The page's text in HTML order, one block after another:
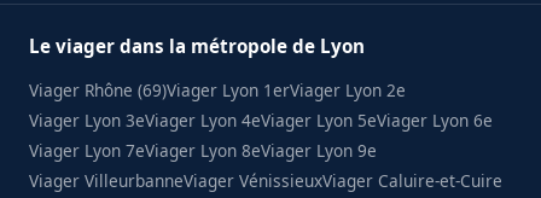
Le viager dans la métropole de Lyon
Viager Rhône (69)Viager Lyon 1erViager Lyon 2e
Viager Lyon 3eViager Lyon 4eViager Lyon 5eViager Lyon 6e
Viager Lyon 7eViager Lyon 8eViager Lyon 9e
Viager VilleurbanneViager VénissieuxViager Caluire-et-Cuire